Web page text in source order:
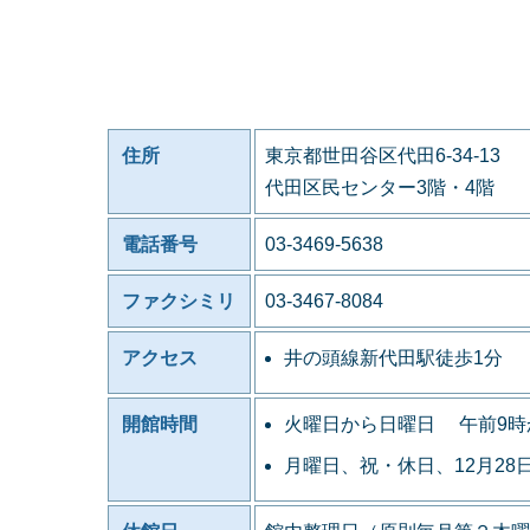
住所
東京都世田谷区代田6-34-13
代田区民センター3階・4階
電話番号 03-3469-5638
ファクシミリ 03-3467-8084
アクセス 井の頭線新代田駅徒歩1分
開館時間 火曜日から日曜日 午前9時
月曜日、祝・休日、12月